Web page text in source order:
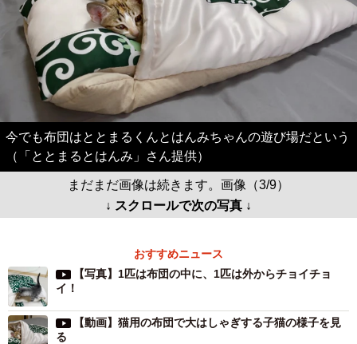
今でも布団はととまるくんとはんみちゃんの遊び場だという
（「ととまるとはんみ」さん提供）
まだまだ画像は続きます。画像（3/9）
↓ スクロールで次の写真 ↓
おすすめニュース
【写真】1匹は布団の中に、1匹は外からチョイチョ
イ！
【動画】猫用の布団で大はしゃぎする子猫の様子を見
る